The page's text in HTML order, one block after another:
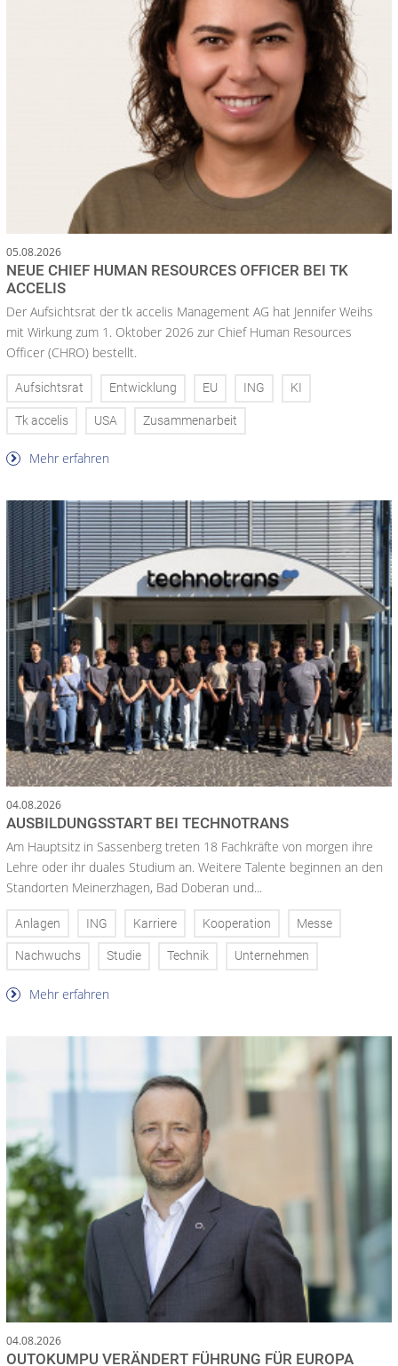
05.08.2026
NEUE CHIEF HUMAN RESOURCES OFFICER BEI TK
ACCELIS
Der Aufsichtsrat der tk accelis Management AG hat Jennifer Weihs
mit Wirkung zum 1. Oktober 2026 zur Chief Human Resources
Officer (CHRO) bestellt.
Aufsichtsrat Entwicklung EU ING KI
Tk accelis USA Zusammenarbeit
Mehr erfahren
04.08.2026
AUSBILDUNGSSTART BEI TECHNOTRANS
Am Hauptsitz in Sassenberg treten 18 Fachkräfte von morgen ihre
Lehre oder ihr duales Studium an. Weitere Talente beginnen an den
Standorten Meinerzhagen, Bad Doberan und...
Anlagen ING Karriere Kooperation Messe
Nachwuchs Studie Technik Unternehmen
Mehr erfahren
04.08.2026
OUTOKUMPU VERÄNDERT FÜHRUNG FÜR EUROPA